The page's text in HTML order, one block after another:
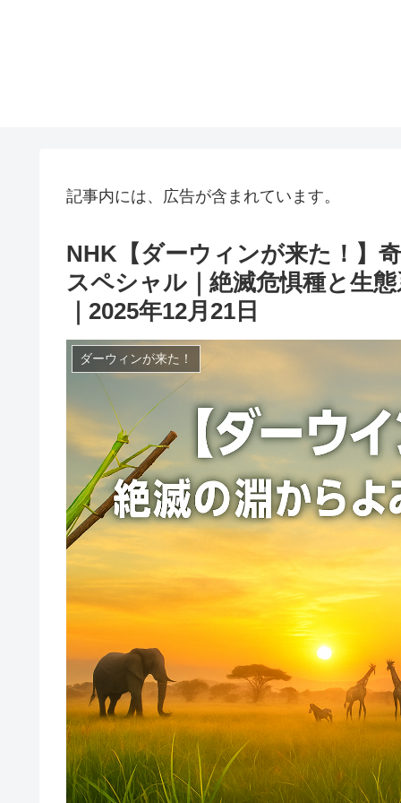
記事内には、広告が含まれています。
NHK【ダーウィンが来た！】
スペシャル｜絶滅危惧種と生
｜2025年12月21日
ダーウィンが来た！